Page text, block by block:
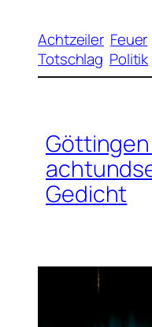
Achtzeiler Feuer
Totschlag Politik
Gedicht